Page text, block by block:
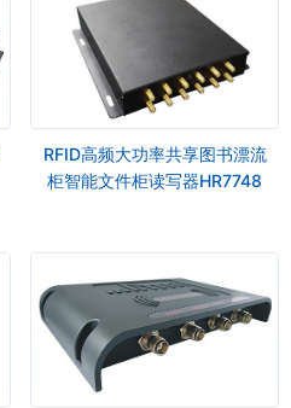
RFID高频大功率共享图书漂流
柜智能文件柜读写器HR7748